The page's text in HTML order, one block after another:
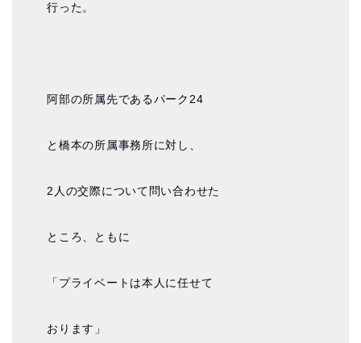
行った。
阿部の所属先であるパーク24
と橋本の所属事務所に対し、
2人の交際について問い合わせた
ところ、ともに
「プライベートは本人に任せて
おります」